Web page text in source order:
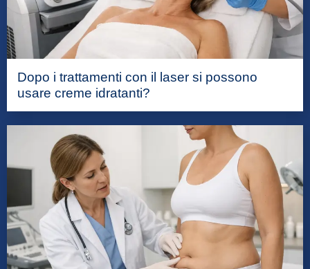
Dopo i trattamenti con il laser si possono
usare creme idratanti?